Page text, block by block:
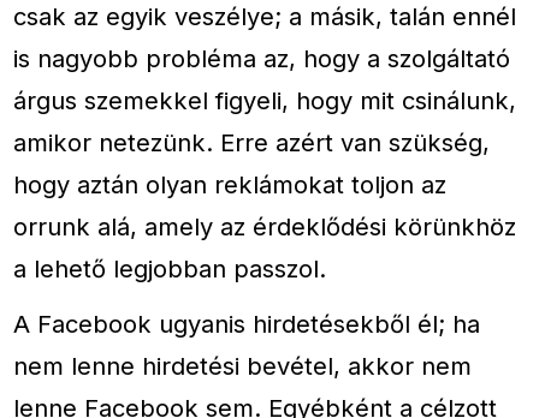
csak az egyik veszélye; a másik, talán ennél
is nagyobb probléma az, hogy a szolgáltató
árgus szemekkel figyeli, hogy mit csinálunk,
amikor netezünk. Erre azért van szükség,
hogy aztán olyan reklámokat toljon az
orrunk alá, amely az érdeklődési körünkhöz
a lehető legjobban passzol.
A Facebook ugyanis hirdetésekből él; ha
nem lenne hirdetési bevétel, akkor nem
lenne Facebook sem. Egyébként a célzott